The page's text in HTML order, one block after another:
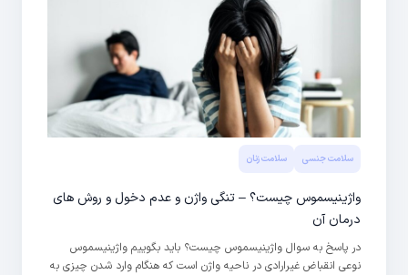
تماس صوتی و یا تصویری با گفتگو کنید.
سلامت جنسی سلامت زنان
واژینیسموس چیست؟ – تنگی واژن و عدم دخول و روش های
درمان آن
در پاسخ به سوال واژینیسموس چیست؟ باید بگوییم واژینیسموس
نوعی انقباض غیرارادی در ناحیه واژن است که هنگام وارد شدن چیزی به